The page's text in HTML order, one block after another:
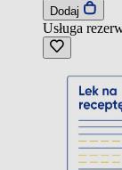
Dodaj
Usługa